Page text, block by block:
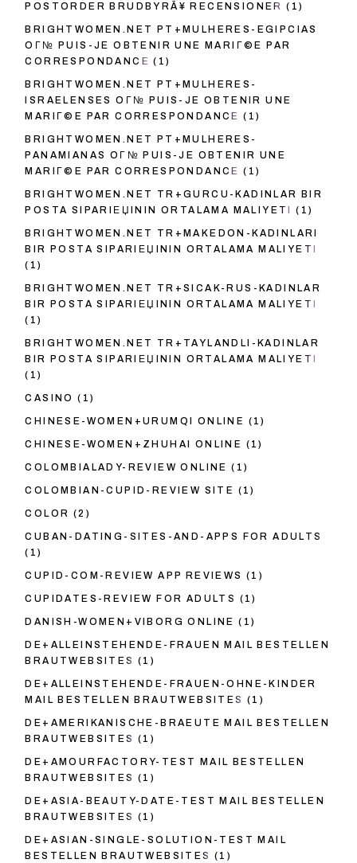
POSTORDER BRUDBYRÃ¥ RECENSIONER (1)
BRIGHTWOMEN.NET PT+MULHERES-EGIPCIAS
OГ№ PUIS-JE OBTENIR UNE MARIГ©E PAR
CORRESPONDANCE (1)
BRIGHTWOMEN.NET PT+MULHERES-
ISRAELENSES OГ№ PUIS-JE OBTENIR UNE
MARIГ©E PAR CORRESPONDANCE (1)
BRIGHTWOMEN.NET PT+MULHERES-
PANAMIANAS OГ№ PUIS-JE OBTENIR UNE
MARIГ©E PAR CORRESPONDANCE (1)
BRIGHTWOMEN.NET TR+GURCU-KADINLAR BIR
POSTA SIPARIЕЏININ ORTALAMA MALIYETI
(1)
BRIGHTWOMEN.NET TR+MAKEDON-KADINLARI
BIR POSTA SIPARIЕЏININ ORTALAMA MALIYETI
(1)
BRIGHTWOMEN.NET TR+SICAK-RUS-KADINLAR
BIR POSTA SIPARIЕЏININ ORTALAMA MALIYETI
(1)
BRIGHTWOMEN.NET TR+TAYLANDLI-KADINLAR
BIR POSTA SIPARIЕЏININ ORTALAMA MALIYETI
(1)
CASINO (1)
CHINESE-WOMEN+URUMQI ONLINE (1)
CHINESE-WOMEN+ZHUHAI ONLINE (1)
COLOMBIALADY-REVIEW ONLINE (1)
COLOMBIAN-CUPID-REVIEW SITE (1)
COLOR (2)
CUBAN-DATING-SITES-AND-APPS FOR ADULTS
(1)
CUPID-COM-REVIEW APP REVIEWS (1)
CUPIDATES-REVIEW FOR ADULTS (1)
DANISH-WOMEN+VIBORG ONLINE (1)
DE+ALLEINSTEHENDE-FRAUEN MAIL BESTELLEN
BRAUTWEBSITES (1)
DE+ALLEINSTEHENDE-FRAUEN-OHNE-KINDER
MAIL BESTELLEN BRAUTWEBSITES (1)
DE+AMERIKANISCHE-BRAEUTE MAIL BESTELLEN
BRAUTWEBSITES (1)
DE+AMOURFACTORY-TEST MAIL BESTELLEN
BRAUTWEBSITES (1)
DE+ASIA-BEAUTY-DATE-TEST MAIL BESTELLEN
BRAUTWEBSITES (1)
DE+ASIAN-SINGLE-SOLUTION-TEST MAIL
BESTELLEN BRAUTWEBSITES (1)